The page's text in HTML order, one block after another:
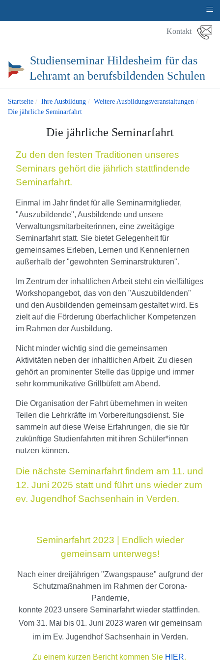
Kontakt
Studienseminar Hildesheim für das
Lehramt an berufsbildenden Schulen
Startseite Ihre Ausbildung
Weitere Ausbildungsveranstaltungen
Die jährliche Seminarfahrt
Die jährliche Seminarfahrt
Zu den den festen Traditionen unseres
Seminars gehört die jährlich stattfindende
Seminarfahrt.
Einmal im Jahr findet für alle Seminarmitglieder,
"Auszubildende", Ausbildende und unsere
Verwaltungsmitarbeiterinnen, eine zweitägige
Seminarfahrt statt. Sie bietet Gelegenheit für
gemeinsames Erleben, Lernen und Kennenlernen
außerhalb der "gewohnten Seminarstrukturen".
Im Zentrum der inhaltlichen Arbeit steht ein vielfältiges
Workshopangebot, das von den "Auszubildenden"
und den Ausbildenden gemeinsam gestaltet wird. Es
zielt auf die Förderung überfachlicher Kompetenzen
im Rahmen der Ausbildung.
Nicht minder wichtig sind die gemeinsamen
Aktivitäten neben der inhaltlichen Arbeit. Zu diesen
gehört an prominenter Stelle das üppige und immer
sehr kommunikative Grillbüfett am Abend.
Die Organisation der Fahrt übernehmen in weiten
Teilen die Lehrkräfte im Vorbereitungsdienst. Sie
sammeln auf diese Weise Erfahrungen, die sie für
zukünftige Studienfahrten mit ihren Schüler*innen
nutzen können.
Die nächste Seminarfahrt findem am 11. und
12. Juni 2025 statt und führt uns wieder zum
ev. Jugendhof Sachsenhain in Verden.
Seminarfahrt 2023 | Endlich wieder
gemeinsam unterwegs!
Nach einer dreijährigen "Zwangspause" aufgrund der
Schutzmaßnahmen im Rahmen der Corona-
Pandemie,
konnte 2023 unsere Seminarfahrt wieder stattfinden.
Vom 31. Mai bis 01. Juni 2023 waren wir gemeinsam
im im Ev. Jugendhof Sachsenhain in Verden.
Zu einem kurzen Bericht kommen Sie HIER.
≡